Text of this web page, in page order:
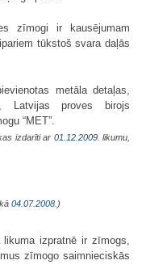
zīmogi ir kausējumam
tūkstoš svara daļās
metāla detaļas,
Latvijas proves birojs
“MET”.
izdarīti ar 01.12.2009. likumu,
04.07.2008. )
izpratnē ir zīmogs,
zīmogo saimnieciskās